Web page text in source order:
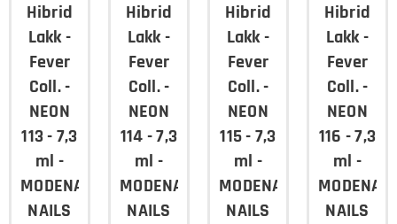
Hibrid
Lakk -
Fever
Coll. -
NEON
113 - 7,3
ml -
MODENA
NAILS
Hibrid
Lakk -
Fever
Coll. -
NEON
114 - 7,3
ml -
MODENA
NAILS
Hibrid
Lakk -
Fever
Coll. -
NEON
115 - 7,3
ml -
MODENA
NAILS
Hibrid
Lakk -
Fever
Coll. -
NEON
116 - 7,3
ml -
MODENA
NAILS